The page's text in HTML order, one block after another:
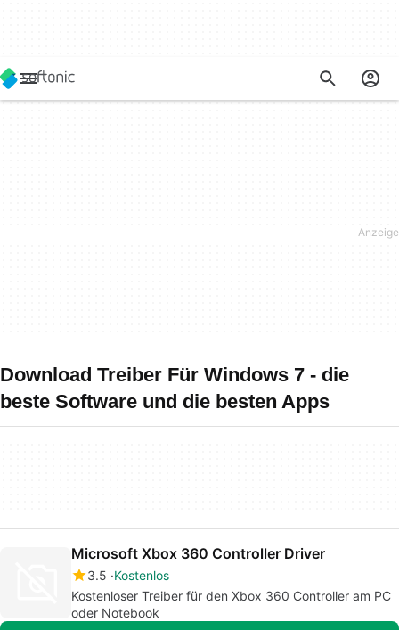
Download Treiber Für Windows 7 - die
beste Software und die besten Apps
Microsoft Xbox 360 Controller Driver
3.5 Kostenlos
Kostenloser Treiber für den Xbox 360 Controller am PC
oder Notebook